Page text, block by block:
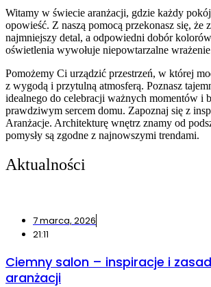
Witamy w świecie aranżacji, gdzie każdy pokój
opowieść. Z naszą pomocą przekonasz się, że
najmniejszy detal, a odpowiedni dobór
oświetlenia wywołuje niepowtarzalne
Pomożemy Ci urządzić przestrzeń, w której
z wygodą i przytulną atmosferą. Poznasz
idealnego do celebracji ważnych momentów i
prawdziwym sercem domu. Zapoznaj się z
Aranżacje. Architekturę wnętrz znamy od
pomysły są zgodne z najnowszymi trendami.
Aktualności
7 marca, 2026
21:11
Ciemny salon – inspiracje i
aranżacji